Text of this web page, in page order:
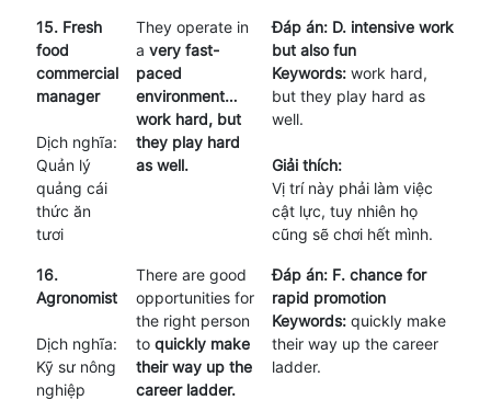
15. Fresh
food
commercial
manager
Dịch nghĩa:
Quản lý
quảng cái
thức ăn
tươi
They operate in
a very fast-
paced
environment…
work hard, but
they play hard
as well.
Đáp án: D. intensive work
but also fun
Keywords: work hard,
but they play hard as
well.
Giải thích:
Vị trí này phải làm việc
cật lực, tuy nhiên họ
cũng sẽ chơi hết mình.
16.
Agronomist
Dịch nghĩa:
Kỹ sư nông
nghiệp
There are good
opportunities for
the right person
to quickly make
their way up the
career ladder.
Đáp án: F. chance for
rapid promotion
Keywords: quickly make
their way up the career
ladder.